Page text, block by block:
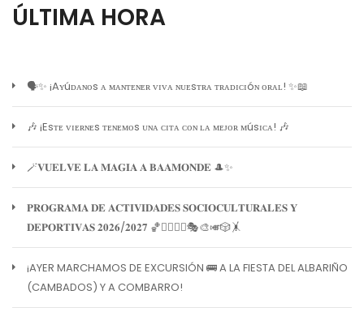
ÚLTIMA HORA
🗣️✨ ¡Aʏúᴅᴀɴᴏs ᴀ ᴍᴀɴᴛᴇɴᴇʀ ᴠɪᴠᴀ ɴᴜᴇsᴛʀᴀ ᴛʀᴀᴅɪᴄɪóɴ ᴏʀᴀʟ! ✨📖
🎶 ¡Esᴛᴇ ᴠɪᴇʀɴᴇs ᴛᴇɴᴇᴍᴏs ᴜɴᴀ ᴄɪᴛᴀ ᴄᴏɴ ʟᴀ ᴍᴇᴊᴏʀ ᴍúsɪᴄᴀ! 🎶
🪄𝐕𝐔𝐄𝐋𝐕𝐄 𝐋𝐀 𝐌𝐀𝐆𝐈𝐀 𝐀 𝐁𝐀𝐀𝐌𝐎𝐍𝐃𝐄 🎩✨
𝐏𝐑𝐎𝐆𝐑𝐀𝐌𝐀 𝐃𝐄 𝐀𝐂𝐓𝐈𝐕𝐈𝐃𝐀𝐃𝐄𝐒 𝐒𝐎𝐂𝐈𝐎𝐂𝐔𝐋𝐓𝐔𝐑𝐀𝐋𝐄𝐒 𝐘
𝐃𝐄𝐏𝐎𝐑𝐓𝐈𝐕𝐀𝐒 𝟐𝟎𝟐𝟔/𝟐𝟎𝟐𝟕 🏀🏊‍♀️🧘‍♀️🎭🎨🎺🎲🤸
¡AYER MARCHAMOS DE EXCURSIÓN 🚌 A LA FIESTA DEL ALBARIÑO
(CAMBADOS) Y A COMBARRO!